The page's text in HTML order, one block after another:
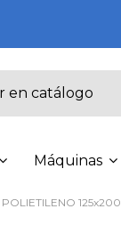
Máquinas
POLIETILENO